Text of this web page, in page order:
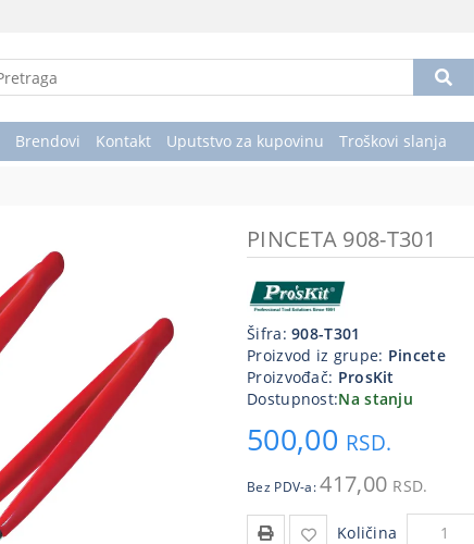
Brendovi Kontakt Uputstvo za kupovinu Troškovi slanja
PINCETA 908-T301
Šifra:908-T301
Proizvod iz grupe: Pincete
Proizvođač: ProsKit
Dostupnost:Na stanju
500,00 RSD.
Bez PDV-a: 417,00 RSD.
Količina